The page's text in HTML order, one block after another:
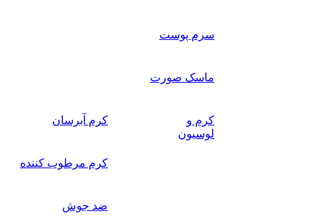
سرم پوست
ماسک صورت
کرم و
لوسیون
کرم آبرسان
کرم مرطوب کننده
ضد جوش